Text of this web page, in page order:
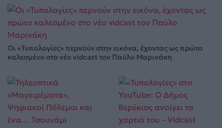
Οι «Τυπολογίες» περνούν στην εικόνα, έχοντας ως πρώτο
καλεσμένο στο νέο vidcast τον Παύλο Μαρινάκη